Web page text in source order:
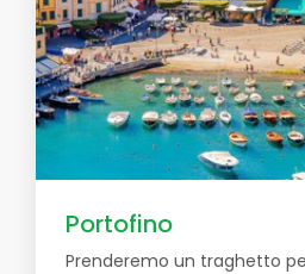
Portofino
Prenderemo un traghetto